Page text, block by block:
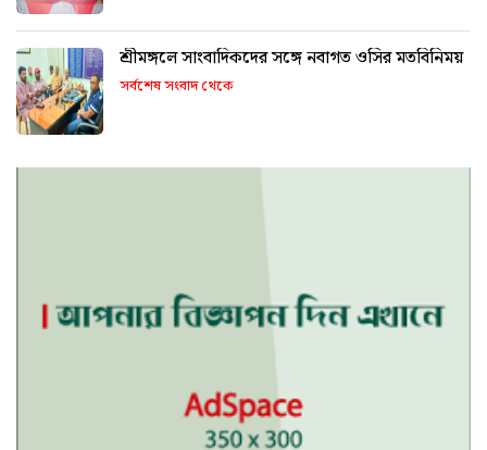
শ্রীমঙ্গলে সাংবাদিকদের সঙ্গে নবাগত ওসির মতবিনিময়
সর্বশেষ সংবাদ থেকে